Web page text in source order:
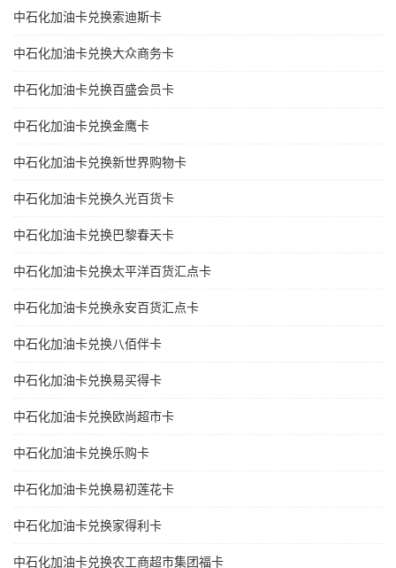
中石化加油卡兑换索迪斯卡
中石化加油卡兑换大众商务卡
中石化加油卡兑换百盛会员卡
中石化加油卡兑换金鹰卡
中石化加油卡兑换新世界购物卡
中石化加油卡兑换久光百货卡
中石化加油卡兑换巴黎春天卡
中石化加油卡兑换太平洋百货汇点卡
中石化加油卡兑换永安百货汇点卡
中石化加油卡兑换八佰伴卡
中石化加油卡兑换易买得卡
中石化加油卡兑换欧尚超市卡
中石化加油卡兑换乐购卡
中石化加油卡兑换易初莲花卡
中石化加油卡兑换家得利卡
中石化加油卡兑换农工商超市集团福卡